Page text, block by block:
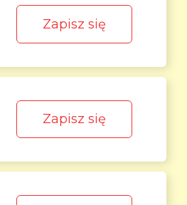
Zapisz się
Zapisz się